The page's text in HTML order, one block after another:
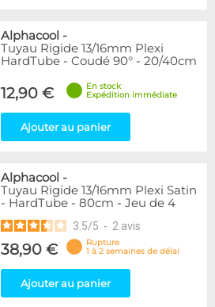
Alphacool -
Tuyau Rigide 13/16mm Plexi
HardTube - Coudé 90° - 20/40cm
12,90 €
En stock
Expédition immédiate
Ajouter au panier
Alphacool -
Tuyau Rigide 13/16mm Plexi Satin
- HardTube - 80cm - Jeu de 4
3.5/5 - 2 avis
38,90 €
Rupture
1 à 2 semaines de délai
Ajouter au panier